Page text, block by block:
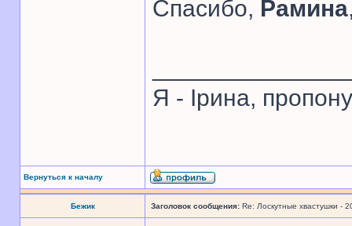
Спасибо, Рамина
Я - Ірина,
Вернуться к началу
Бежик Заголовок сообщения: Re: Лоскутные хвастушки -